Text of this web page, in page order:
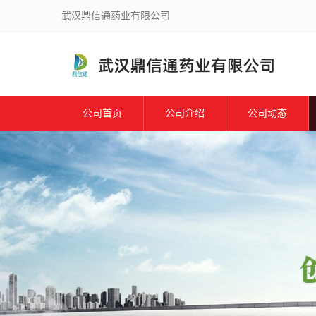
武汉鼎信通药业有限公司
公司首页 公司介绍 公司动态